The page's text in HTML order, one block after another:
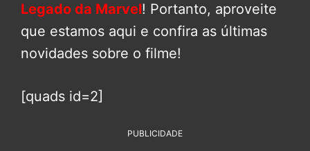
Legado da Marvel! Portanto, aproveite
que estamos aqui e confira as últimas
novidades sobre o filme!
[quads id=2]
PUBLICIDADE